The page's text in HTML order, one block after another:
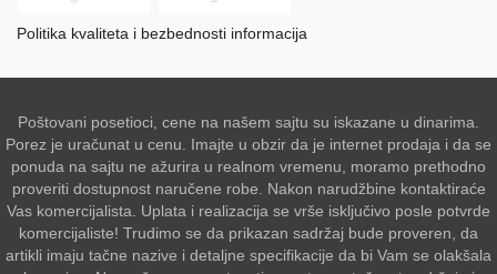
Politika kvaliteta i bezbednosti informacija
Poštovani posetioci, cene na našem sajtu su iskazane u dinarima.
Porez je uračunat u cenu. Imajte u obzir da je internet prodaja i da se
ponuda na sajtu ne ažurira u realnom vremenu, moramo prethodno
proveriti dostupnost naručene robe. Nakon narudžbine kontaktiraće
Vas komercijalista. Uplata i realizacija se vrše isključivo posle potvrde
komercijaliste! Trudimo se da prikazan sadržaj bude proveren, da
artikli imaju tačne nazive i detaljne specifikacije da bi Vam se olakšala